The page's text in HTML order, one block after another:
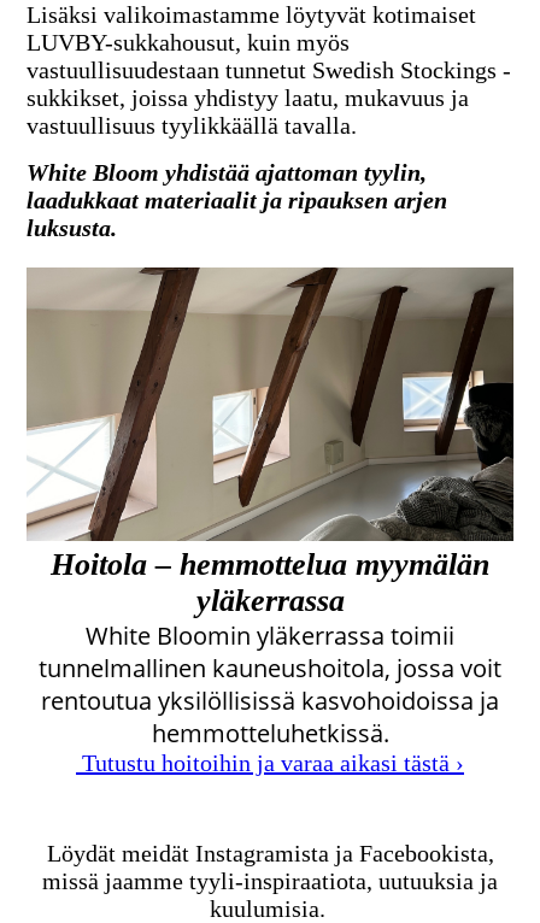
Lisäksi valikoimastamme löytyvät kotimaiset
LUVBY-sukkahousut, kuin myös
vastuullisuudestaan tunnetut Swedish Stockings -
sukkikset, joissa yhdistyy laatu, mukavuus ja
vastuullisuus tyylikkäällä tavalla.
White Bloom yhdistää ajattoman tyylin,
laadukkaat materiaalit ja ripauksen arjen
luksusta.
Hoitola – hemmottelua myymälän
yläkerrassa
White Bloomin yläkerrassa toimii
tunnelmallinen kauneushoitola, jossa voit
rentoutua yksilöllisissä kasvohoidoissa ja
hemmotteluhetkissä.
Tutustu hoitoihin ja varaa aikasi tästä ›
Löydät meidät Instagramista ja Facebookista,
missä jaamme tyyli-inspiraatiota, uutuuksia ja
kuulumisia.